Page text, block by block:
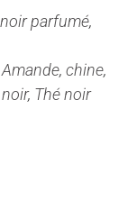
parfumé,
Amande, chine,
, Thé noir